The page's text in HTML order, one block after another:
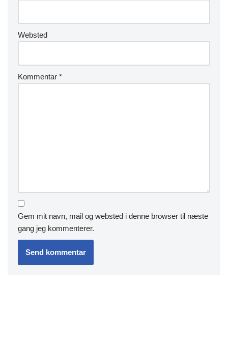
Websted
Kommentar *
Gem mit navn, mail og websted i denne browser til næste
gang jeg kommenterer.